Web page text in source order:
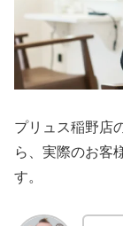
プリュス稲野店
ら、実際のお客
す。